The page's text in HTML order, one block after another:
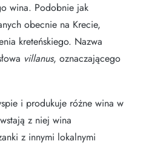
wina. Podobnie jak
obecnie na Krecie,
kreteńskiego. Nazwa
villanus, oznaczającego
i produkuje różne wina w
z niej wina
z innymi lokalnymi